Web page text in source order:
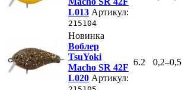
L013 Артикул:
215104
Новинка
Воблер
TsuYoki
Macho SR 42F
L020 Артикул:
6.2 0,2–0,5